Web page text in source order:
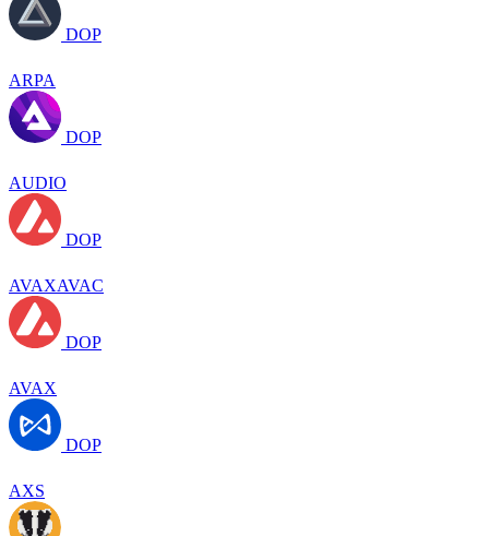
DOP
ARPA
DOP
AUDIO
DOP
AVAXAVAC
DOP
AVAX
DOP
AXS